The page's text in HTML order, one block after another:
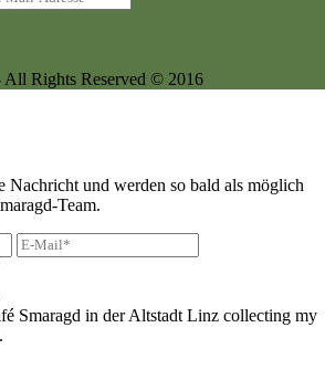
All Rights Reserved © 2016
Nachricht und werden so bald als möglich
Team.
Smaragd in der Altstadt Linz collecting my